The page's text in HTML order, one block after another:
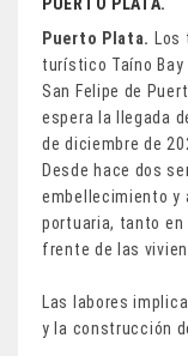
Puerto Plata. Los
turístico Taíno
San Felipe de
espera la llegada
de diciembre de
Desde hace dos
embellecimiento y
portuaria, tanto en
frente de las
Las labores
y la construcción